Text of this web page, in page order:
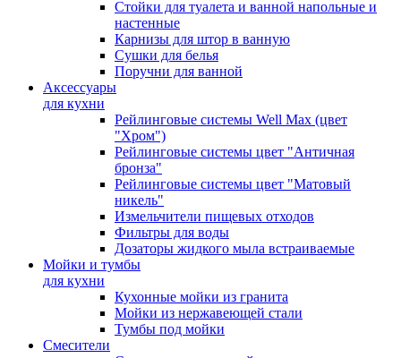
Стойки для туалета и ванной напольные и
настенные
Карнизы для штор в ванную
Сушки для белья
Поручни для ванной
Аксессуары
для кухни
Рейлинговые системы Well Max (цвет
"Хром")
Рейлинговые системы цвет "Античная
бронза"
Рейлинговые системы цвет "Матовый
никель"
Измельчители пищевых отходов
Фильтры для воды
Дозаторы жидкого мыла встраиваемые
Мойки и тумбы
для кухни
Кухонные мойки из гранита
Мойки из нержавеющей стали
Тумбы под мойки
Смесители